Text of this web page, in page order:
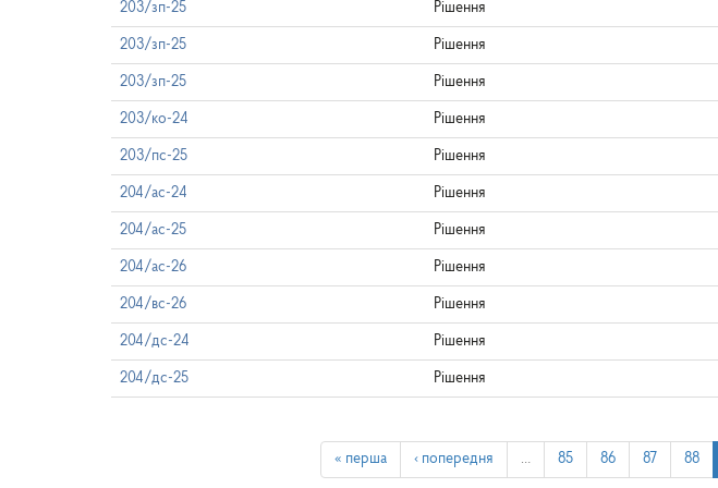
203/зп-25 Рішення
203/зп-25 Рішення
203/зп-25 Рішення
203/ко-24 Рішення
203/пс-25 Рішення
204/ас-24 Рішення
204/ас-25 Рішення
204/ас-26 Рішення
204/вс-26 Рішення
204/дс-24 Рішення
204/дс-25 Рішення
« перша ‹ попередня … 85 86 87 88